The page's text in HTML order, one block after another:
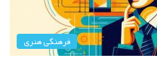
فرهنگی هنری